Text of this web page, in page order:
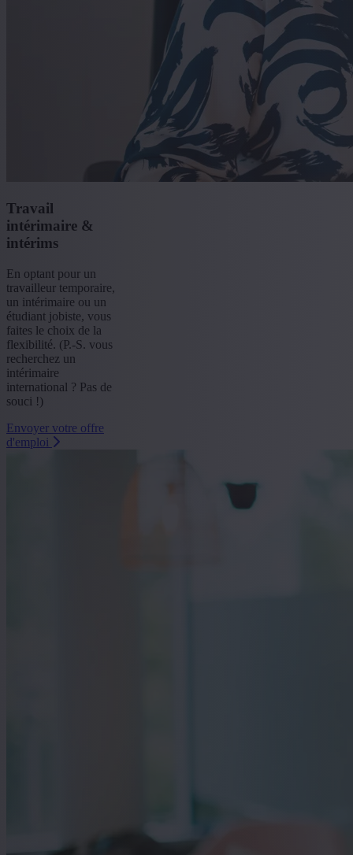
Travail
intérimaire &
intérims
En optant pour un
travailleur temporaire,
un intérimaire ou un
étudiant jobiste, vous
faites le choix de la
flexibilité. (P.-S. vous
recherchez un
intérimaire
international ? Pas de
souci !)
Envoyer votre offre
d'emploi